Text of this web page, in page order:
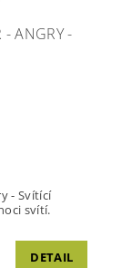
- ANGRY -
- Svítící
svítí.
DETAIL